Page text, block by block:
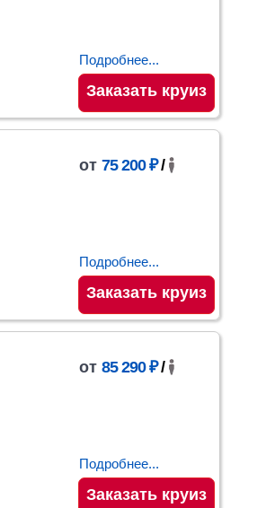
Подробнее...
Заказать круиз
от 75 200 ₽/
Подробнее...
Заказать круиз
от 85 290 ₽/
Подробнее...
Заказать круиз